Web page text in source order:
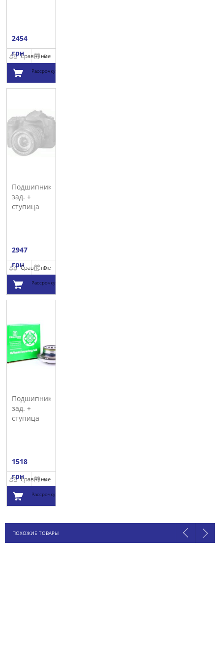
2454
грнСравнение
В
Рассрочку
корзину
Подшипник
зад. +
ступица
2947
грнСравнение
В
Рассрочку
корзину
Подшипник
зад. +
ступица
1518
грнСравнение
В
Рассрочку
корзину
ПОХОЖИЕ ТОВАРЫ